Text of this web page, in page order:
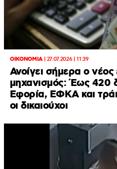
ΟΙΚΟΝΟΜΙΑ| 27.07.2026 | 11:39
Ανοίγει σήμερα ο νέος
μηχανισμός: Έως 420
Εφορία, ΕΦΚΑ και
οι δικαιούχοι